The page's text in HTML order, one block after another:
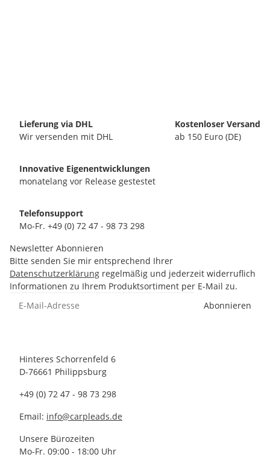
Lieferung via DHL
Wir versenden mit DHL
Kostenloser Versand
ab 150 Euro (DE)
Innovative Eigenentwicklungen
monatelang vor Release gestestet
Telefonsupport
Mo-Fr. +49 (0) 72 47 - 98 73 298
Newsletter Abonnieren
Bitte senden Sie mir entsprechend Ihrer
Datenschutzerklärung regelmäßig und jederzeit widerruflich
Informationen zu Ihrem Produktsortiment per E-Mail zu.
Abonnieren
Hinteres Schorrenfeld 6
D-76661 Philippsburg
+49 (0) 72 47 - 98 73 298
Email: info@carpleads.de
Unsere Bürozeiten
Mo-Fr. 09:00 - 18:00 Uhr